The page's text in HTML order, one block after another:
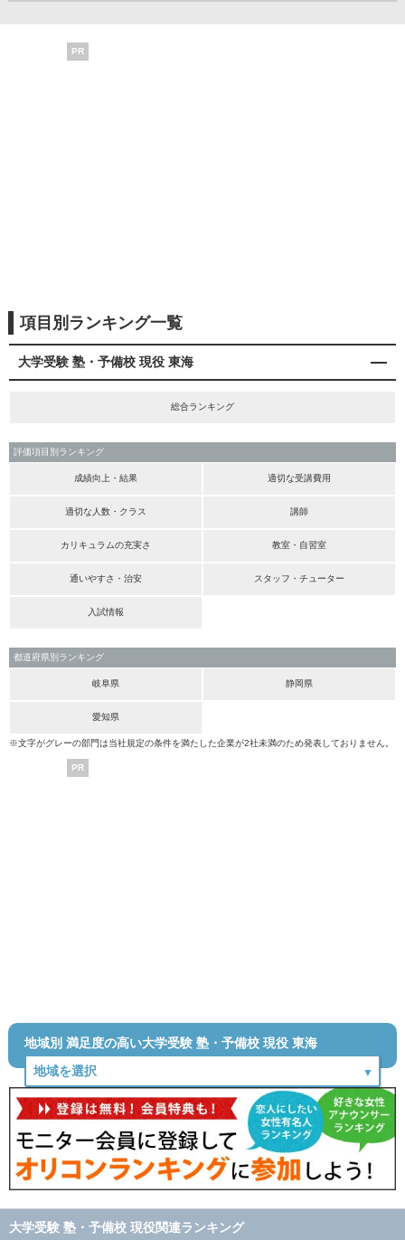
PR
項目別ランキング一覧
大学受験 塾・予備校 現役 東海
総合ランキング
評価項目別ランキング
成績向上・結果 適切な受講費用
適切な人数・クラス 講師
カリキュラムの充実さ 教室・自習室
通いやすさ・治安 スタッフ・チューター
入試情報
都道府県別ランキング
岐阜県 静岡県
愛知県
※文字がグレーの部門は当社規定の条件を満たした企業が2社未満のため発表しておりません。
PR
地域別 満足度の高い大学受験 塾・予備校 現役 東海
大学受験 塾・予備校 現役関連ランキング